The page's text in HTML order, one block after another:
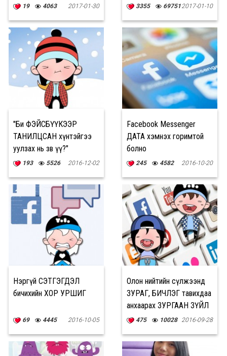
19 4063 2017-01-30 3355 697512017-01-10
"Би ФЭЙСБҮҮКЭЭР
ТАНИЛЦСАН хүнтэйгээ
уулзах нь зөв үү?"
193 5526 2016-12-02
Facebook Messenger
ДАТА хэмнэх горимтой
болно
245 4582 2016-10-20
Нэргүй СЭТГЭГДЭЛ
бичихийн ХОР УРШИГ
69 4445 2016-10-05
Олон нийтийн сүлжээнд
ЗУРАГ, БИЧЛЭГ тавихдаа
анхаарах ЗУРГААН ЗҮЙЛ
475 10028 2016-09-28